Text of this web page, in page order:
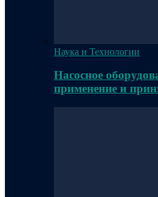
Наука и Технологии
Насосное
применение и